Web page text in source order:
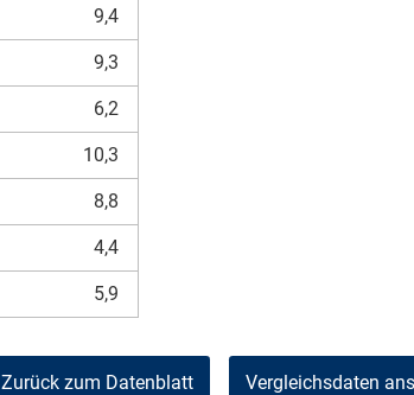
9,4
9,3
6,2
10,3
8,8
4,4
5,9
Zurück zum Datenblatt Vergleichsdaten